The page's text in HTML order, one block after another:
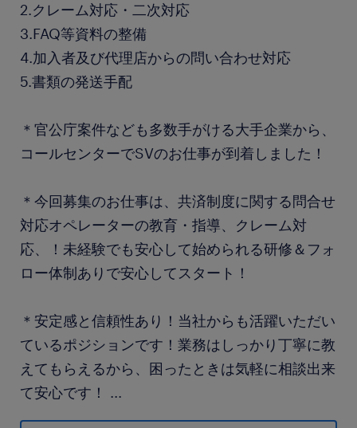
2.クレーム対応・二次対応
3.FAQ等資料の整備
4.加入者及び代理店からの問い合わせ対応
5.書類の発送手配
＊官公庁案件なども多数手がける大手企業から、
コールセンターでSVのお仕事が到着しました！
＊今回募集のお仕事は、共済制度に関する問合せ
対応オペレーターの教育・指導、クレーム対
応、！未経験でも安心して始められる研修＆フォ
ロー体制ありで安心してスタート！
＊安定感と信頼性あり！当社からも活躍いただい
ているポジションです！業務はしっかり丁寧に教
えてもらえるから、困ったときは気軽に相談出来
て安心です！ ...